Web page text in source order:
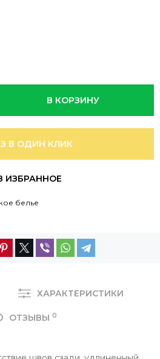
В КОРЗИНУ
В ОДИН КЛИК
белье
ХАРАКТЕРИСТИКИ
ОТЗЫВЫ 0